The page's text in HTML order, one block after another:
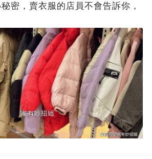
密，賣衣服的店員不會告訴你，